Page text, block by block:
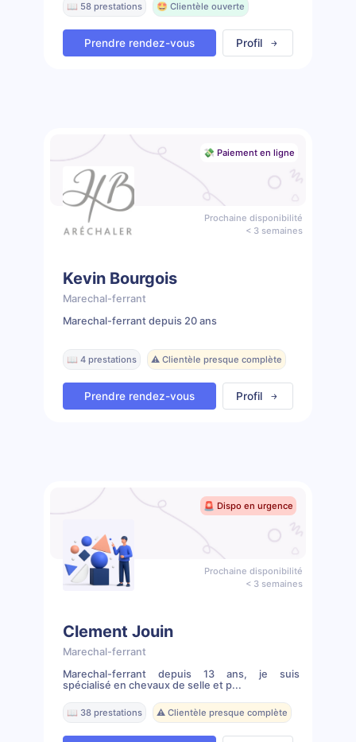
📖 58 prestations 🤩 Clientèle ouverte
Prendre rendez-vous Profil
💸 Paiement en ligne
Prochaine disponibilité
< 3 semaines
Kevin Bourgois
Marechal-ferrant
Marechal-ferrant depuis 20 ans
📖 4 prestations ⚠️ Clientèle presque complète
Prendre rendez-vous Profil
🚨 Dispo en urgence
Prochaine disponibilité
< 3 semaines
Clement Jouin
Marechal-ferrant
Marechal-ferrant depuis 13 ans, je suis
spécialisé en chevaux de selle et p...
📖 38 prestations ⚠️ Clientèle presque complète